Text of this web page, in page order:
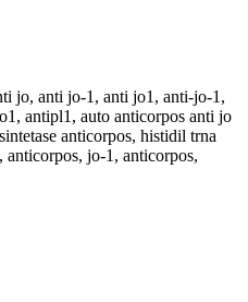
jo, anti jo-1, anti jo1, anti-jo-1,
antipl1, auto anticorpos anti jo
anticorpos, histidil trna
anticorpos, jo-1, anticorpos,